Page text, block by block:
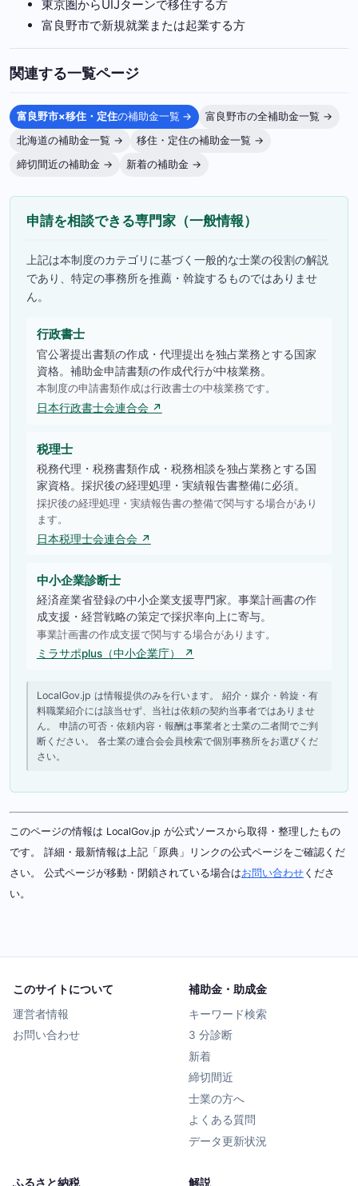
東京圏からUIJターンで移住する方
富良野市で新規就業または起業する方
関連する一覧ページ
富良野市×移住・定住の補助金一覧 →
富良野市の全補助金一覧 →
北海道の補助金一覧 →
移住・定住の補助金一覧 →
締切間近の補助金 →
新着の補助金 →
申請を相談できる専門家（一般情報）
上記は本制度のカテゴリに基づく一般的な士業の役割の解説
であり、特定の事務所を推薦・斡旋するものではありませ
ん。
行政書士
官公署提出書類の作成・代理提出を独占業務とする国家
資格。補助金申請書類の作成代行が中核業務。
本制度の申請書類作成は行政書士の中核業務です。
日本行政書士会連合会 ↗
税理士
税務代理・税務書類作成・税務相談を独占業務とする国
家資格。採択後の経理処理・実績報告書整備に必須。
採択後の経理処理・実績報告書の整備で関与する場合があり
ます。
日本税理士会連合会 ↗
中小企業診断士
経済産業省登録の中小企業支援専門家。事業計画書の作
成支援・経営戦略の策定で採択率向上に寄与。
事業計画書の作成支援で関与する場合があります。
ミラサポplus（中小企業庁） ↗
LocalGov.jp は情報提供のみを行います。 紹介・媒介・斡旋・有
料職業紹介には該当せず、当社は依頼の契約当事者ではありませ
ん。 申請の可否・依頼内容・報酬は事業者と士業の二者間でご判
断ください。 各士業の連合会会員検索で個別事務所をお選びくだ
さい。
このページの情報は LocalGov.jp が公式ソースから取得・整理したもの
です。 詳細・最新情報は上記「原典」リンクの公式ページをご確認くだ
さい。 公式ページが移動・閉鎖されている場合はお問い合わせ くださ
い。
このサイトについて
運営者情報
お問い合わせ
補助金・助成金
キーワード検索
3 分診断
新着
締切間近
士業の方へ
よくある質問
データ更新状況
ふるさと納税 解説